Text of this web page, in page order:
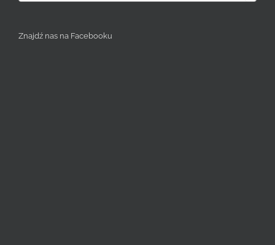
Znajdź nas na Facebooku